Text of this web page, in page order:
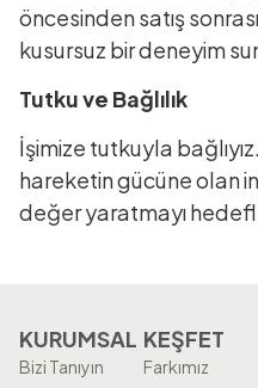
öncesinden satış
kusursuz bir deneyim
Tutku ve Bağlılık
İşimize tutkuyla
hareketin gücüne olan
değer yaratmayı
KURUMSAL
Bizi Tanıyın
KEŞFET
Farkımız